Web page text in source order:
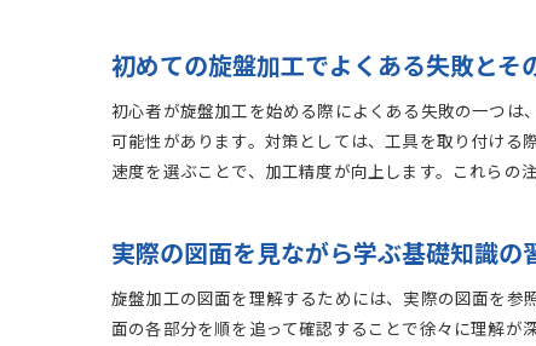
初めての旋盤加工でよくある失敗とそ
初心者が旋盤加工を始める際によくある失敗の一つ
可能性があります。対策としては、工具を取り付け
速度を選ぶことで、加工精度が向上します。これらの
実際の図面を見ながら学ぶ基礎知識の
旋盤加工の図面を理解するためには、実際の図面を
面の各部分を順を追って確認することで徐々に理解